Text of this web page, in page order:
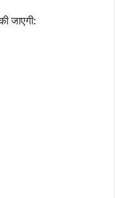
जाएगी: